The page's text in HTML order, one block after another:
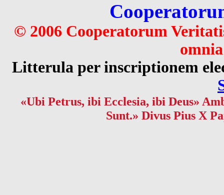
© 2006 Cooperatorum
Litterula per inscriptionem
«Ubi Petrus, ibi Ecclesia, ibi Deus»
Sunt.» Divus Pius X